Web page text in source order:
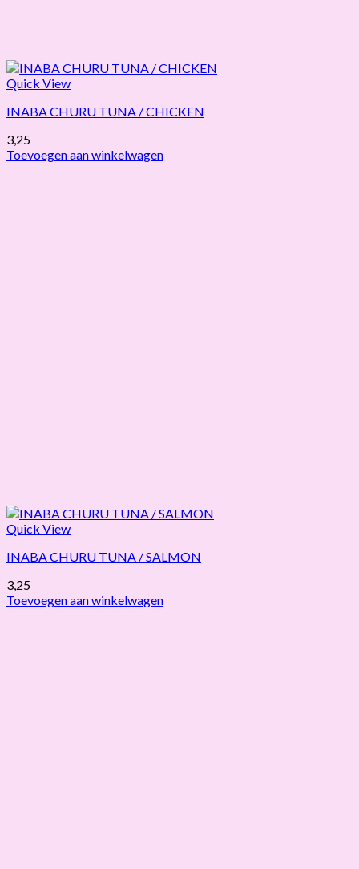
Quick View
INABA CHURU TUNA / CHICKEN
3,25
Toevoegen aan winkelwagen
Quick View
INABA CHURU TUNA / SALMON
3,25
Toevoegen aan winkelwagen